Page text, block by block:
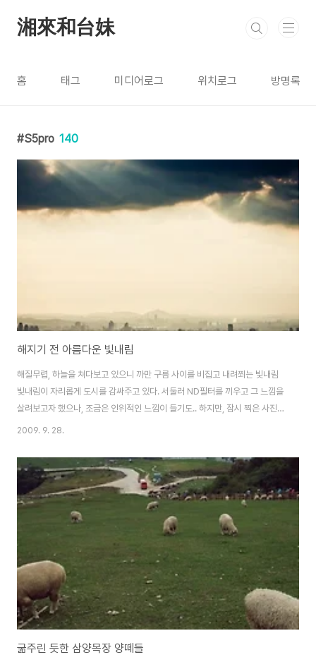
湘來和台妹
홈 태그 미디어로그 위치로그 방명록
S5pro 140
해지기 전 아름다운 빛내림
해질무렵, 하늘을 쳐다보고 있으니 까만 구름 사이를 비집고 내려쬐는 빛내림
빛내림이 자리롭게 도시를 감싸주고 있다. 서둘러 ND필터를 끼우고 그 느낌을
살려보고자 했으나, 조금은 인위적인 느낌이 들기도.. 하지만, 잠시 찍은 사진을
다시 응시하면서 멍때려보니 그래도 나름 괜찮아~
2009. 9. 28.
굶주린 듯한 삼양목장 양떼들